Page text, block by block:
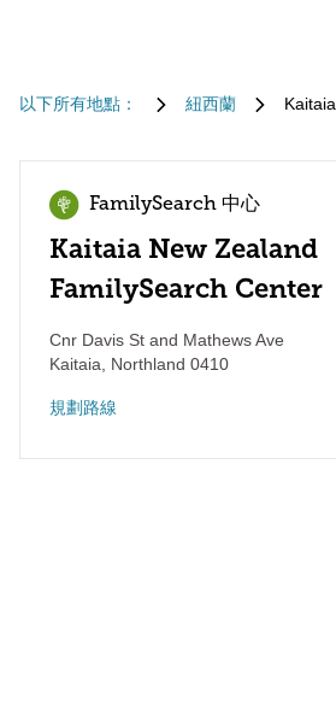
以下所有地點： 紐西蘭 Kaitaia
FamilySearch 中心
Kaitaia New Zealand
FamilySearch Center
Cnr Davis St and Mathews Ave
Kaitaia
Northland 0410
規劃路線